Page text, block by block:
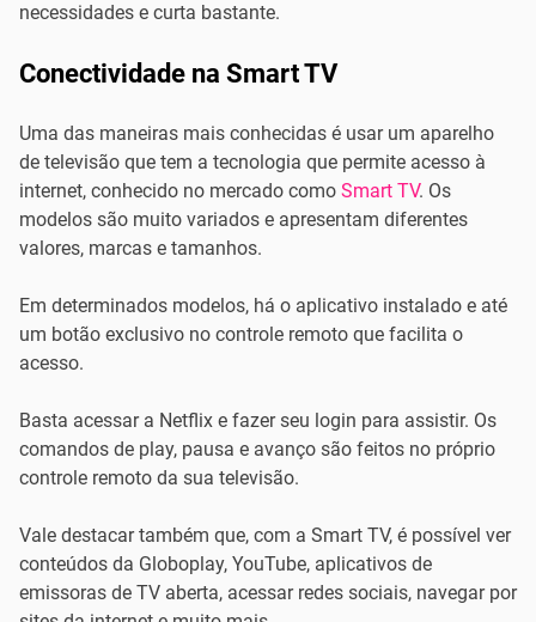
necessidades e curta bastante.
Conectividade na Smart TV
Uma das maneiras mais conhecidas é usar um aparelho
de televisão que tem a tecnologia que permite acesso à
internet, conhecido no mercado como Smart TV. Os
modelos são muito variados e apresentam diferentes
valores, marcas e tamanhos.
Em determinados modelos, há o aplicativo instalado e até
um botão exclusivo no controle remoto que facilita o
acesso.
Basta acessar a Netflix e fazer seu login para assistir. Os
comandos de play, pausa e avanço são feitos no próprio
controle remoto da sua televisão.
Vale destacar também que, com a Smart TV, é possível ver
conteúdos da Globoplay, YouTube, aplicativos de
emissoras de TV aberta, acessar redes sociais, navegar por